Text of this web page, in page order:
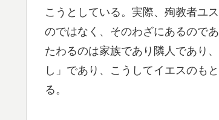
こうとしている。実際、殉教者ユ
のではなく、そのわざにあるので
たわるのは家族であり隣人であり
し」であり、こうしてイエスのも
る。